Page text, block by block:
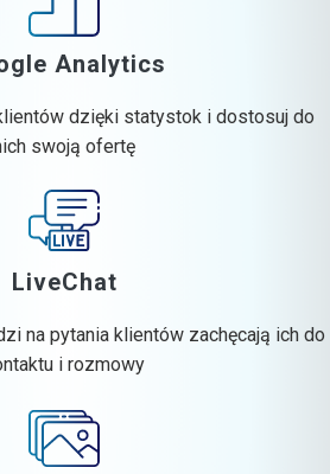
Analytics
dzięki statystok i dostosuj do
swoją ofertę
LiveChat
na pytania klientów zachęcają ich do
i rozmowy